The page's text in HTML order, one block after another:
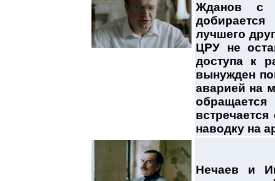
Жданов с
лучшего
ЦРУ не
доступа к
вынужден
аварией на
наводку на
Нечаев и